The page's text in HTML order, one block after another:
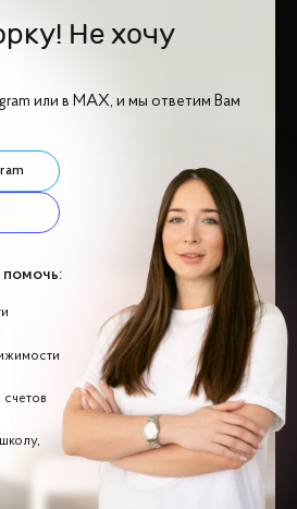
Не хочу
или в MAX, и мы ответим Вам